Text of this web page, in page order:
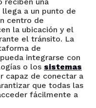
reciben una
a un punto de
centro de
la ubicación y el
el tránsito. La
de
integrarse con
o los sistemas
capaz de conectar a
que todas las
fácilmente a